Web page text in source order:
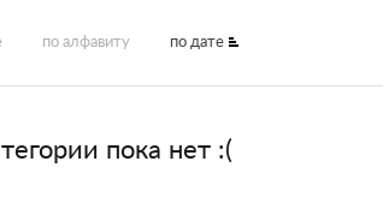
по алфавиту по дате
пока нет :(